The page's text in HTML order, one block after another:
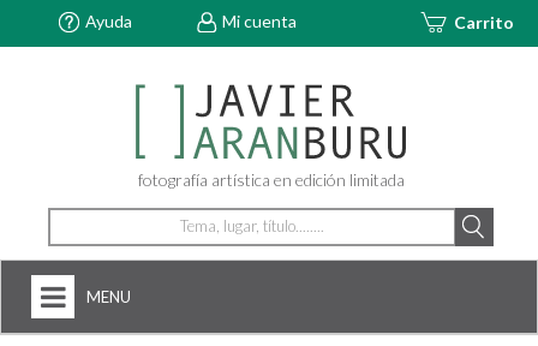
Carrito
Mi cuenta
Ayuda
fotografía artística en edición limitada
MENU